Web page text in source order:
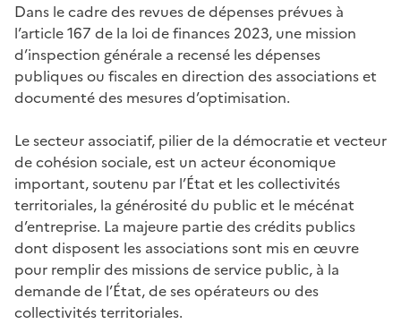
Dans le cadre des revues de dépenses prévues à
l’article 167 de la loi de finances 2023, une mission
d’inspection générale a recensé les dépenses
publiques ou fiscales en direction des associations et
documenté des mesures d’optimisation.
Le secteur associatif, pilier de la démocratie et vecteur
de cohésion sociale, est un acteur économique
important, soutenu par l’État et les collectivités
territoriales, la générosité du public et le mécénat
d’entreprise. La majeure partie des crédits publics
dont disposent les associationssont mis en œuvre
pour remplir des missions de service public, à la
demande de l’État, de ses opérateurs ou des
collectivités territoriales.